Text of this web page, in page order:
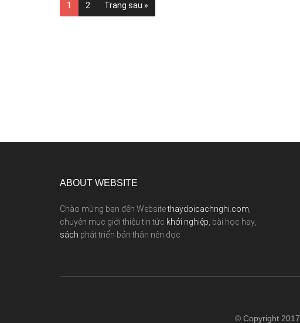
1 2 Trang sau »
ABOUT WEBSITE
Chào mừng bạn đến Websitethaydoicachnghi.com
chuyên mục giới thiệu tin tức khởi nghiệp , bài học hay,
sách phát triển bản thân nên đọc
© Copyright 2017